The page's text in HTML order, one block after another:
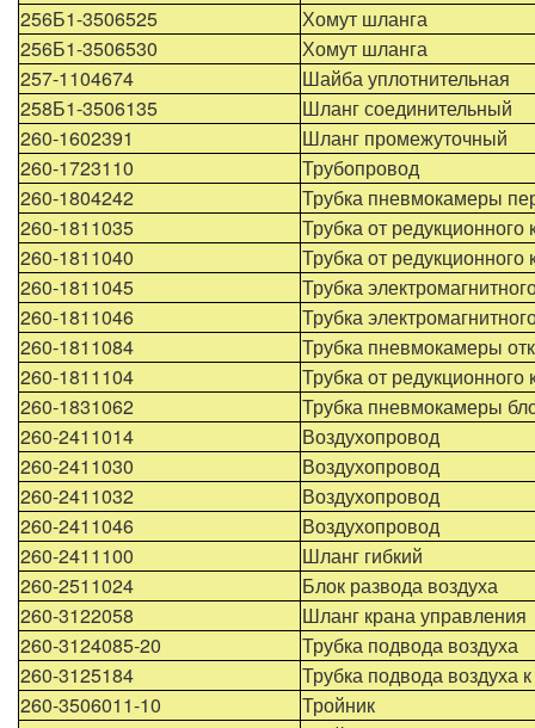
256Б1-3506525
Хомут шланга
256Б1-3506530
Хомут шланга
257-1104674
Шайба уплотнительная
258Б1-3506135
Шланг соединительный
260-1602391
Шланг промежуточный
260-1723110
Трубопровод
260-1804242
Трубка пневмокамеры
260-1811035
Трубка от редукционного
260-1811040
Трубка от
260-1811045
Трубка
260-1811046
Трубка
260-1811084
Трубка пневмокамеры
260-1811104
Трубка от
260-1831062
Трубка пневмокамеры
260-2411014
Воздухопровод
260-2411030
Воздухопровод
260-2411032
Воздухопровод
260-2411046
Воздухопровод
260-2411100
Шланг гибкий
260-2511024
Блок развода воздуха
260-3122058
Шланг крана управления
260-3124085-20
Трубка подвода воздуха
260-3125184
Трубка подвода воздуха
260-3506011-10
Тройник